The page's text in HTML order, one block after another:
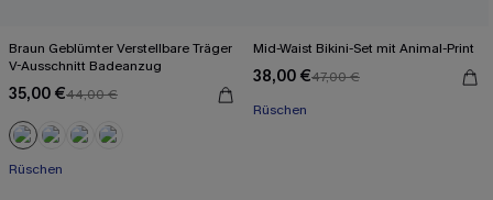
Braun Geblümter Verstellbare Träger
V-Ausschnitt Badeanzug
35,00 €44,00 €
Rüschen
Mid-Waist Bikini-Set mit Animal-Print
38,00 €47,00 €
Rüschen